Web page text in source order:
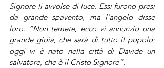
Signore li avvolse di luce. Essi furono presi
da grande spavento, ma l’angelo disse
loro: “Non temete, ecco vi annunzio una
grande gioia, che sarà di tutto il popolo:
oggi vi è nato nella città di Davide un
salvatore, che è il Cristo Signore”.